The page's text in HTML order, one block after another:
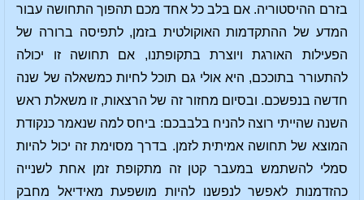
בזרם ההיסטוריה. אם בלב כל אחד מכם תהפוך התחושה עבור
המדע של ההתקדמות האוקולטית בזמן, לתפיסה ברורה של
הפעילות האורגת ויוצרת בתקופתנו, אם תחושה זו יכולה
להתעורר בתוככם, היא אולי גם תוכל לחיות כמשאלה של שנה
חדשה בנפשכם. ובסיום מחזור זה של הרצאות, זו משאלת ראש
השנה שהייתי רוצה להניח בלבבכם: ביחס למה שנאמר כנקודת
המוצא של תחושה אמיתית לזמן. בדרך מסוימת זה יכול להיות
סמלי להשתמש במעבר קטן זה מתקופת זמן אחת לשנייה
כהזדמנות לאפשר לנפשנו להיות מושפעת מאידיאל מחבק